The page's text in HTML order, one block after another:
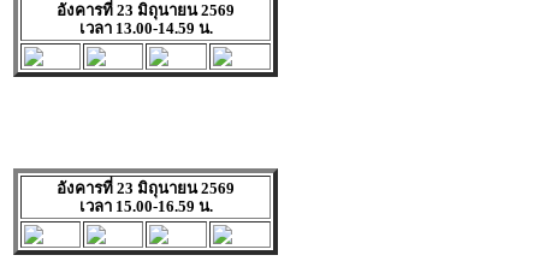
อังคารที่ 23 มิถุนายน 2569
เวลา 13.00-14.59 น.
อังคารที่ 23 มิถุนายน 2569
เวลา 15.00-16.59 น.